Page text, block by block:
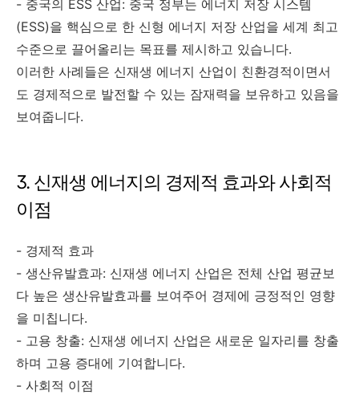
- 중국의 ESS 산업: 중국 정부는 에너지 저장 시스템
(ESS)을 핵심으로 한 신형 에너지 저장 산업을 세계 최고
수준으로 끌어올리는 목표를 제시하고 있습니다.
이러한 사례들은 신재생 에너지 산업이 친환경적이면서
도 경제적으로 발전할 수 있는 잠재력을 보유하고 있음을
보여줍니다.
3. 신재생 에너지의 경제적 효과와 사회적
이점
- 경제적 효과
- 생산유발효과: 신재생 에너지 산업은 전체 산업 평균보
다 높은 생산유발효과를 보여주어 경제에 긍정적인 영향
을 미칩니다.
- 고용 창출: 신재생 에너지 산업은 새로운 일자리를 창출
하며 고용 증대에 기여합니다.
- 사회적 이점